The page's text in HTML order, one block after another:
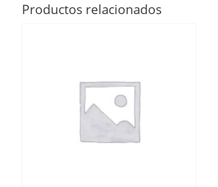
Productos relacionados